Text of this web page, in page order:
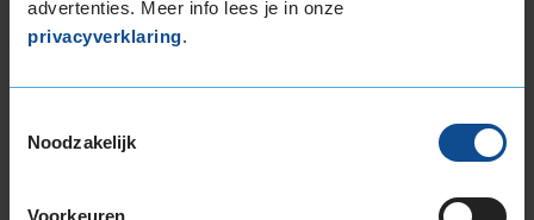
advertenties. Meer info lees je in onze
privacyverklaring.
Noodzakelijk
Voorkeuren
205/55R16 94V EXTRALOAD
205/55R16 94W EXTRALOAD RUNFLAT
215/45R16 90V EXTRALOAD
215/55R16 97W EXTRALOAD